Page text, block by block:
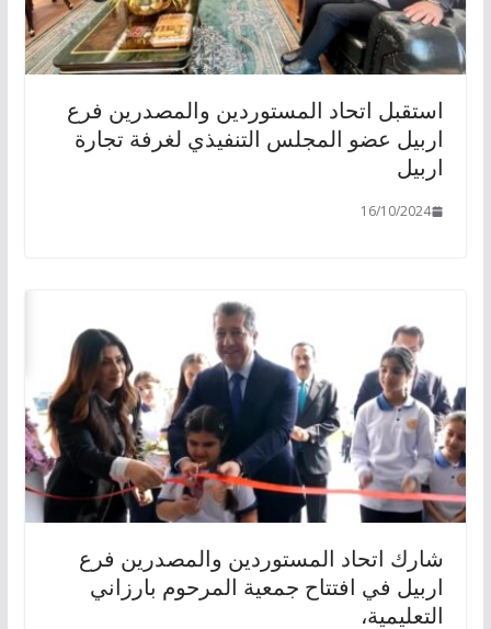
استقبل اتحاد المستوردين والمصدرين فرع
اربيل عضو المجلس التنفيذي لغرفة تجارة
اربيل
16/10/2024
شارك اتحاد المستوردين والمصدرين فرع
اربيل في افتتاح جمعية المرحوم بارزاني
التعليمية،